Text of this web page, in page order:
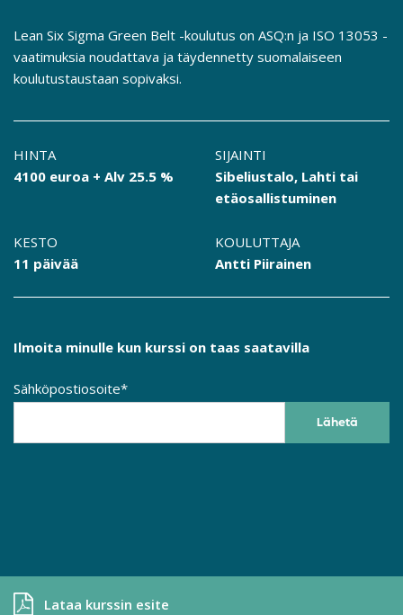
Lean Six Sigma Green Belt -koulutus on ASQ:n ja ISO 13053 -
vaatimuksia noudattava ja täydennetty suomalaiseen
koulutustaustaan sopivaksi.
HINTA
4100 euroa + Alv 25.5 %
SIJAINTI
Sibeliustalo, Lahti tai
etäosallistuminen
KESTO
11 päivää
KOULUTTAJA
Antti Piirainen
Ilmoita minulle kun kurssi on taas saatavilla
Sähköpostiosoite*
Lataa kurssin esite